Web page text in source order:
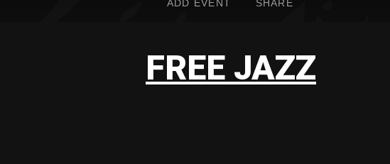
ADD EVENT SHARE
FREE JAZZ